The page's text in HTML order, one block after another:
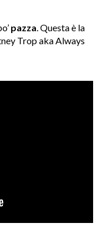
pazza . Questa è la
Trop aka Always